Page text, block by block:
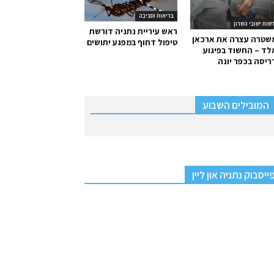
בריאות וסביבה
ראש עיריית נתניה דורשת
טיפול דחוף במפגע יתושים
ישובי השרון
עצרה את ארכאן
– החשוד בפיגוע
בכפר יונה
המובילים השבוע
פייסבוק נתניה און ליין